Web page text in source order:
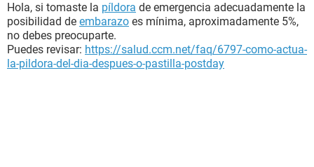
Hola, si tomaste la píldora de emergencia adecuadamente la
posibilidad de embarazo es mínima, aproximadamente 5%,
no debes preocuparte.
Puedes revisar: https://salud.ccm.net/faq/6797-como-actua-
la-pildora-del-dia-despues-o-pastilla-postday